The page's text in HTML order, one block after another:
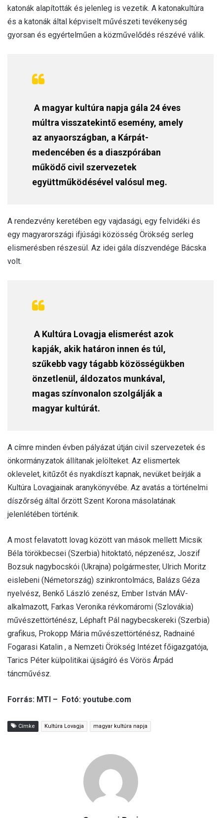
katonák alapították és jelenleg is vezetik. A katonakultúra
és a katonák által képviselt művészeti tevékenység
gyorsan és egyértelműen a közművelődés részévé válik.
A magyar kultúra napja gála 24 éves
múltra visszatekintő esemény, amely
az anyaországban, a Kárpát-
medencében és a diaszpórában
működő civil szervezetek
együttműködésével valósul meg.
A rendezvény keretében egy vajdasági, egy felvidéki és
egy magyarországi ifjúsági közösség Örökség serleg
elismerésben részesül. Az idei gála díszvendége Bácska
volt.
A Kultúra Lovagja elismerést azok
kapják, akik határon innen és túl,
szűkebb vagy tágabb közösségükben
önzetlenül, áldozatos munkával,
magas színvonalon szolgálják a
magyar kultúrát.
A címre minden évben pályázat útján civil szervezetek és
önkormányzatok állítanak jelölteket. Az elismertek
oklevelet, kitűzőt és nyakdíszt kapnak, nevüket beírják a
Kultúra Lovagjainak aranykönyvébe. Az avatás a történelmi
díszőrség által őrzött Szent Korona másolatának
jelenlétében történik.
A most felavatott lovag között van mások mellett Micsik
Béla törökbecsei (Szerbia) hitoktató, népzenész, Joszif
Bozsuk nagybocskói (Ukrajna) polgármester, Ulrich Moritz
eislebeni (Németország) szinkrontolmács, Balázs Géza
nyelvész, Benkő László zenész, Ember István MÁV-
alkalmazott, Farkas Veronika révkomáromi (Szlovákia)
művészettörténész, Léphaft Pál nagybecskereki (Szerbia)
grafikus, Prokopp Mária művészettörténész, Radnainé
Fogarasi Katalin , a Nemzeti Örökség Intézet főigazgatója,
Tarics Péter külpolitikai újságíró és Vörös Árpád
táncművész.
Forrás: MTI – Fotó: youtube.com
Címke Kultúra Lovagja magyar kultúra napja